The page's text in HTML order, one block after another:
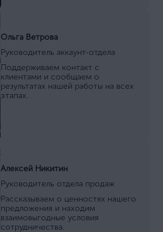
Ольга Ветрова
Руководитель аккаунт-отдела
Поддерживаем контакт с
клиентами и сообщаем о
результатах нашей работы на всех
этапах.
Алексей Никитин
Руководитель отдела продаж
Рассказываем о ценностях нашего
предложения и находим
взаимовыгодные условия
сотрудничества.